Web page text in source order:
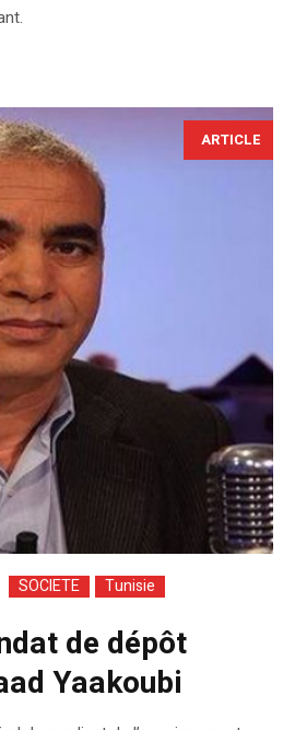
ARTICLE
SOCIETE Tunisie
de dépôt
Yaakoubi